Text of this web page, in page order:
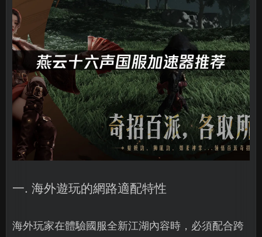
一. 海外遊玩的網路適配特性
海外玩家在體驗國服全新江湖內容時，必須配合跨